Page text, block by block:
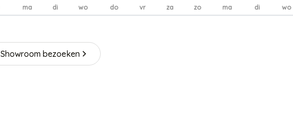
ma di wo do vr za zo ma di wo
Showroom bezoeken